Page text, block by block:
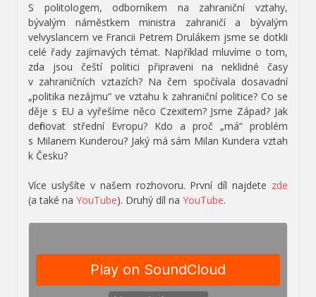
S politologem, odborníkem na zahraniční vztahy,
bývalým náměstkem ministra zahraničí a bývalým
velvyslancem ve Francii Petrem Drulákem jsme se dotkli
celé řady zajímavých témat. Například mluvíme o tom,
zda jsou čeští politici připraveni na neklidné časy
v zahraničních vztazích? Na čem spočívala dosavadní
„politika nezájmu“ ve vztahu k zahraniční politice? Co se
děje s EU a vyřešíme něco Czexitem? Jsme Západ? Jak
definovat střední Evropu? Kdo a proč „má“ problém
s Milanem Kunderou? Jaký má sám Milan Kundera vztah
k Česku?
Více uslyšíte v našem rozhovoru. První díl najdete zde
(a také na YouTube). Druhý díl na YouTube.